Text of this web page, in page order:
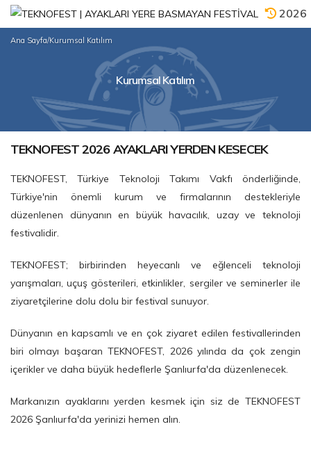
2026
Ana Sayfa/Kurumsal Katılım
Kurumsal Katılım
TEKNOFEST 2026 AYAKLARI YERDEN KESECEK
TEKNOFEST, Türkiye Teknoloji Takımı Vakfı önderliğinde,
Türkiye'nin önemli kurum ve firmalarının destekleriyle
düzenlenen dünyanın en büyük havacılık, uzay ve teknoloji
festivalidir.
TEKNOFEST; birbirinden heyecanlı ve eğlenceli teknoloji
yarışmaları, uçuş gösterileri, etkinlikler, sergiler ve seminerler ile
ziyaretçilerine dolu dolu bir festival sunuyor.
Dünyanın en kapsamlı ve en çok ziyaret edilen festivallerinden
biri olmayı başaran TEKNOFEST, 2026 yılında da çok zengin
içerikler ve daha büyük hedeflerle Şanlıurfa'da düzenlenecek.
Markanızın ayaklarını yerden kesmek için siz de TEKNOFEST
2026 Şanlıurfa'da yerinizi hemen alın.